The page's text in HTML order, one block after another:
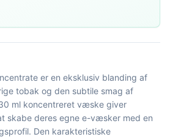
er en eksklusiv blanding af
tobak og den subtile smag af
ml koncentreret væske giver
skabe deres egne e-væsker med en
Den karakteristiske